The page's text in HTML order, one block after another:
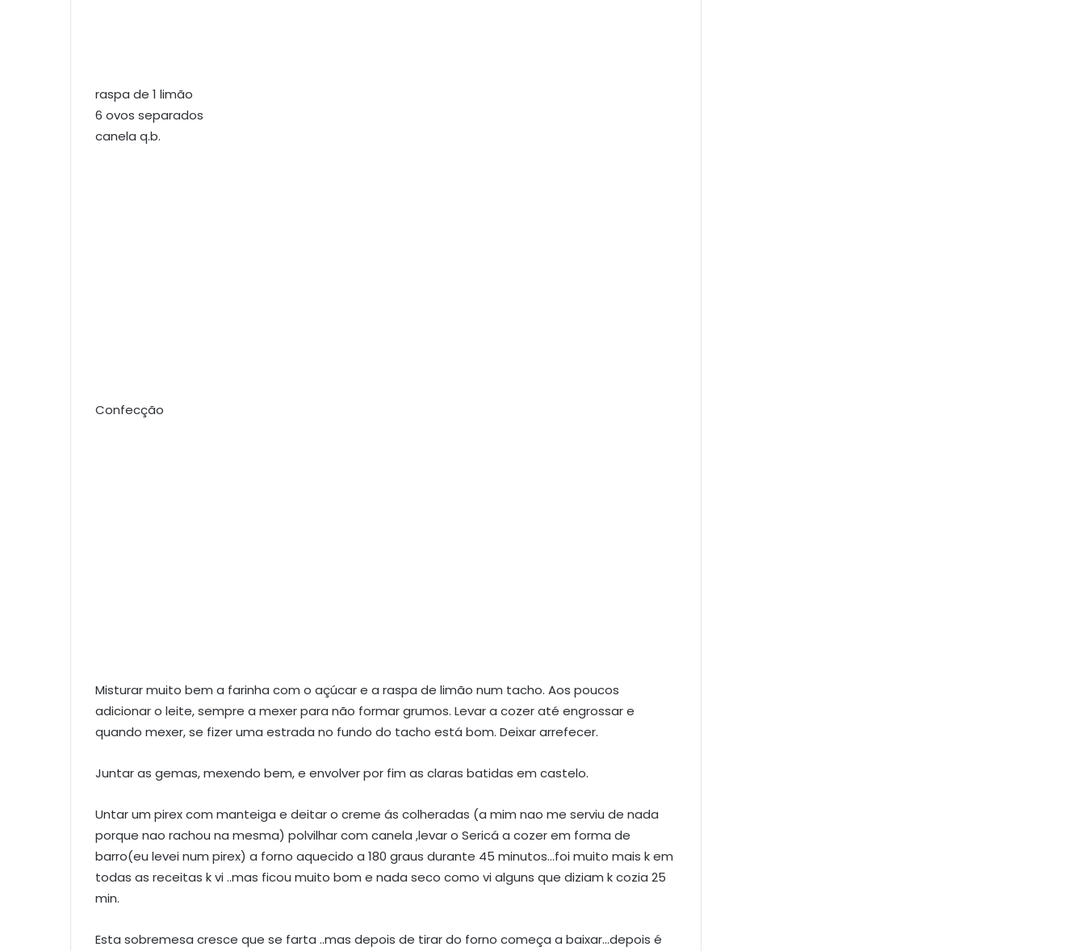
raspa de 1 limão
6 ovos separados
canela q.b.
Confecção
Misturar muito bem a farinha com o açúcar e a raspa de limão num tacho. Aos poucos
adicionar o leite, sempre a mexer para não formar grumos. Levar a cozer até engrossar e
quando mexer, se fizer uma estrada no fundo do tacho está bom. Deixar arrefecer.
Juntar as gemas, mexendo bem, e envolver por fim as claras batidas em castelo.
Untar um pirex com manteiga e deitar o creme ás colheradas (a mim nao me serviu de nada
porque nao rachou na mesma) polvilhar com canela ,levar o Sericá a cozer em forma de
barro(eu levei num pirex) a forno aquecido a 180 graus durante 45 minutos…foi muito mais k em
todas as receitas k vi ..mas ficou muito bom e nada seco como vi alguns que diziam k cozia 25
min.
Esta sobremesa cresce que se farta ..mas depois de tirar do forno começa a baixar…depois é